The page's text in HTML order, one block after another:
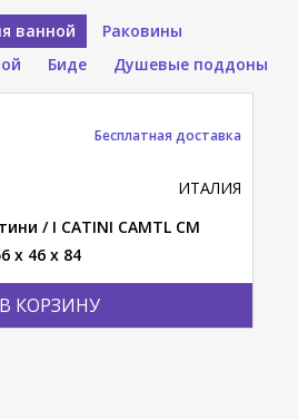
ванной
Раковины
Биде Душевые поддоны
В КОРЗИНУ
ИТАЛИЯ
/ I CATINI CAMTL CM
x 46 x 84
Бесплатная доставка